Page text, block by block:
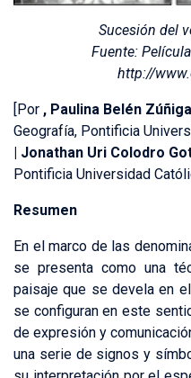
Sucesión del
Fuente:
http://
[Por , Paulina Belén
Geografía, Pontificia
| Jonathan Uri Colodro
Pontificia Universidad
Resumen
En el marco de las
se presenta como una
paisaje que se devela en
se configuran en este
de expresión y
una serie de signos y